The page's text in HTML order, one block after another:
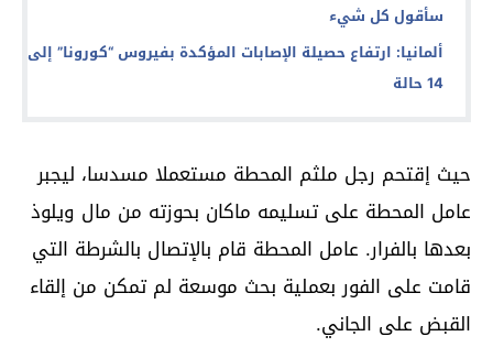
سأقول كل شيء
ألمانيا: ارتفاع حصيلة الإصابات المؤكدة بفيروس “كورونا” إلى
14 حالة
حيث إقتحم رجل ملثم المحطة مستعملا مسدسا، ليجبر
عامل المحطة على تسليمه ماكان بحوزته من مال ويلوذ
بعدها بالفرار. عامل المحطة قام بالإتصال بالشرطة التي
قامت على الفور بعملية بحث موسعة لم تمكن من إلقاء
القبض على الجاني.